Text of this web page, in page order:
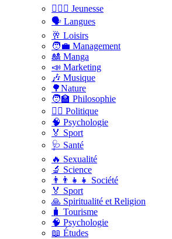
🤸🏽‍♀️ Jeunesse
🗣 Langues
🥂 Loisirs
🧑‍💼 Management
🎎 Manga
📣 Marketing
🎶 Musique
🌳Nature
🧑‍🏫 Philosophie
👨‍⚖️ Politique
🧠 Psychologie
🏅 Sport
🩺 Santé
🔥 Sexualité
🔬 Science
👨‍👨‍👧‍👧 Société
🏅 Sport
🙏 Spiritualité et Religion
🧳 Tourisme
🧠 Psychologie
📖 Études